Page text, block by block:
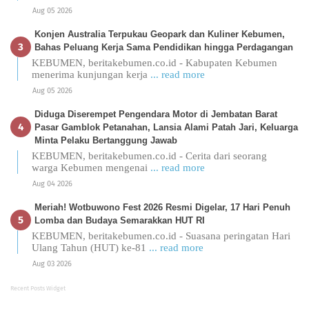
Aug 05 2026
Konjen Australia Terpukau Geopark dan Kuliner Kebumen,
Bahas Peluang Kerja Sama Pendidikan hingga Perdagangan
KEBUMEN, beritakebumen.co.id - Kabupaten Kebumen
menerima kunjungan kerja ... read more
Aug 05 2026
Diduga Diserempet Pengendara Motor di Jembatan Barat
Pasar Gamblok Petanahan, Lansia Alami Patah Jari, Keluarga
Minta Pelaku Bertanggung Jawab
KEBUMEN, beritakebumen.co.id - Cerita dari seorang
warga Kebumen mengenai ... read more
Aug 04 2026
Meriah! Wotbuwono Fest 2026 Resmi Digelar, 17 Hari Penuh
Lomba dan Budaya Semarakkan HUT RI
KEBUMEN, beritakebumen.co.id - Suasana peringatan Hari
Ulang Tahun (HUT) ke-81 ... read more
Aug 03 2026
Recent Posts Widget